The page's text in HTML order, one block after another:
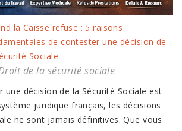
la Caisse refuse : 5 raisons
de contester une décision de
Sociale
de la sécurité sociale
une décision de la Sécurité Sociale est
juridique français, les décisions
ne sont jamais définitives. Que vous